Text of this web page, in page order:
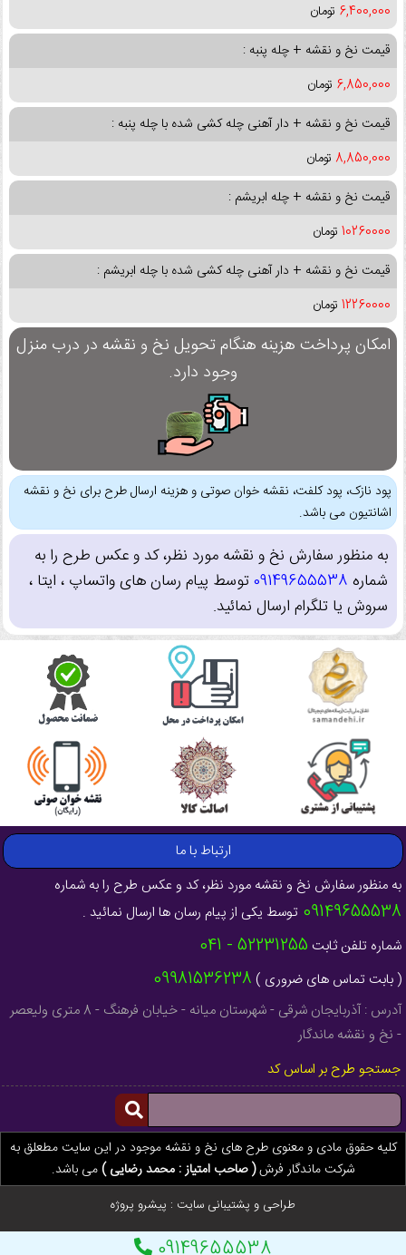
6,400,000 تومان
قیمت نخ و نقشه + چله پنبه :
6,850,000 تومان
قیمت نخ و نقشه + دار آهنی چله کشی شده با چله پنبه :
8,850,000 تومان
قیمت نخ و نقشه + چله ابریشم :
10260000 تومان
قیمت نخ و نقشه + دار آهنی چله کشی شده با چله ابریشم :
12260000 تومان
امکان پرداخت هزینه هنگام تحویل نخ و نقشه در درب منزل
وجود دارد.
پود نازک، پود کلفت، نقشه خوان صوتی و هزینه ارسال طرح برای نخ و نقشه
اشانتیون می باشد.
به منظور سفارش نخ و نقشه مورد نظر، کد و عکس طرح را به
شماره 09149655538توسط پیام رسان های واتساپ ، ایتا ،
سروش یا تلگرام ارسال نمائید.
ارتباط با ما
به منظور سفارش نخ و نقشه مورد نظر، کد و عکس طرح را به شماره
09149655538 توسط یکی از پیام رسان ها ارسال نمائید .
شماره تلفن ثابت 52231255 - 041
( بابت تماس های ضروری ) 09981536238
آدرس : آذربایجان شرقی - شهرستان میانه - خیابان فرهنگ - 8 متری ولیعصر
- نخ و نقشه ماندگار
جستجو طرح بر اساس کد
کلیه حقوق مادی و معنوی طرح های نخ و نقشه موجود در این سایت مطعلق به
شرکت ماندگار فرش( صاحب امتیاز : محمد رضایی )می باشد.
طراحی و پشتیبانی سایت : پیشرو پروژه